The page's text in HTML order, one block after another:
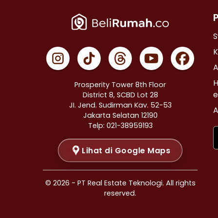
Properti Dijual di Johar Baru >
Properti Dijual di Menteng >
Properti Dijual di Tanah Abang >
Properti Dijual di Kramat >
Properti Dijual di Bendungan Hilir >
Properti Dijual di Jakarta Selatan >
Properti Dijual di Cilandak >
Properti Dijual di Gandaria Selatan >
Properti Dijual di Cipete Selatan >
Properti Dijual di Lenteng Agung >
Properti Dijual di Pondok Pinang >
Properti Dijual di Kebayoran Baru >
Properti Dijual di Mampang Prapatan >
Prosperity Tower 8th Floor
District 8, SCBD Lot 28
JI. Jend. Sudirman Kav. 52-53
Jakarta Selatan 12190
Telp: 021-38959193
Lihat di Google Maps
© 2026 - PT Real Estate Teknologi. All rights
reserved.